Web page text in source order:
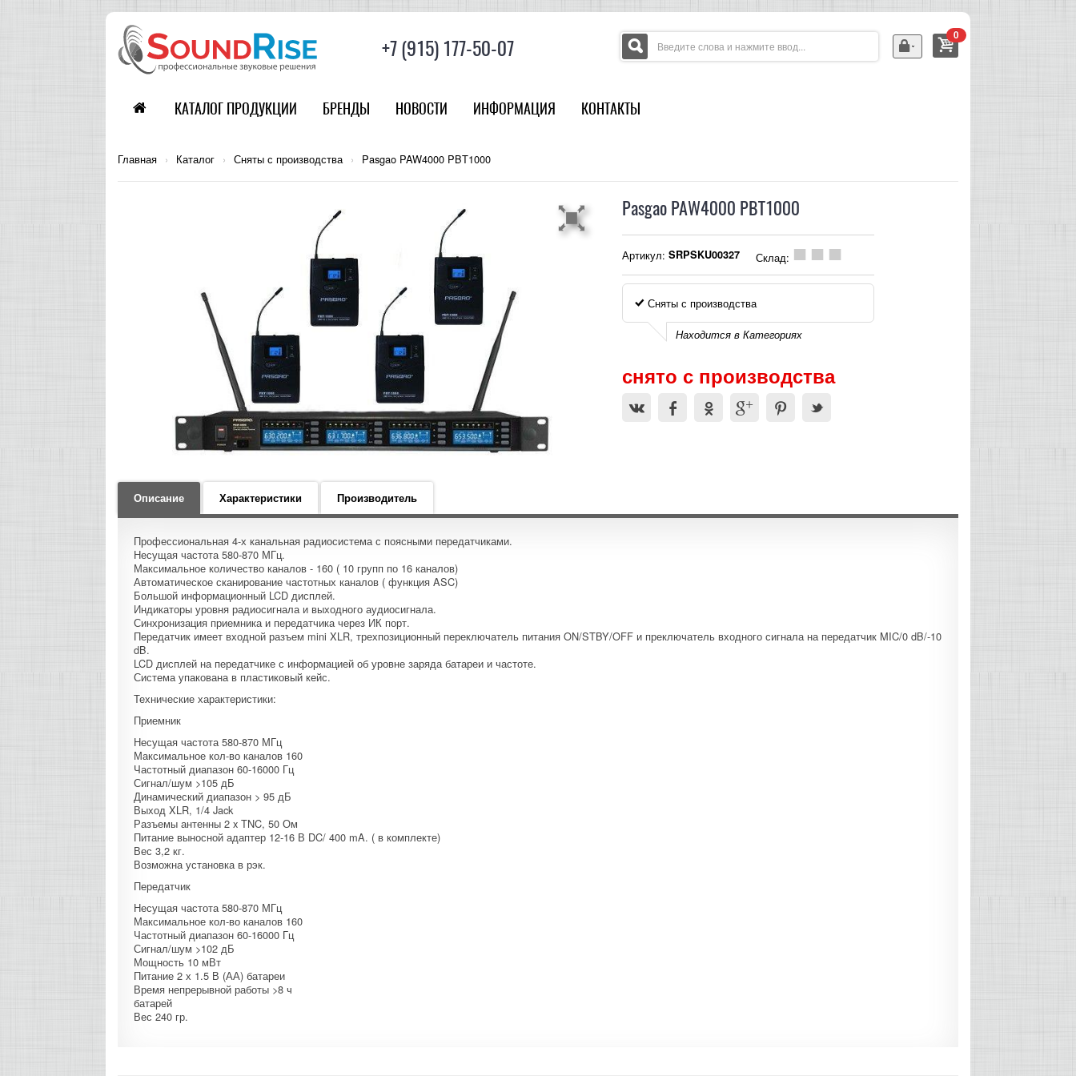
+7 (915) 177-50-07
0
КАТАЛОГ ПРОДУКЦИИ БРЕНДЫ НОВОСТИ ИНФОРМАЦИЯ КОНТАКТЫ
Главная › Каталог › Сняты с производства › Pasgao PAW4000 PBT1000
Pasgao PAW4000 PBT1000
Артикул: SRPSKU00327 Склад:
Сняты с производства
Находится в Категориях
снято с производства
Описание Характеристики Производитель
Профессиональная 4-х канальная радиосистема с поясными передатчиками.
Несущая частота 580-870 МГц.
Максимальное количество каналов - 160 ( 10 групп по 16 каналов)
Автоматическое сканирование частотных каналов ( функция ASC)
Большой информационный LCD дисплей.
Индикаторы уровня радиосигнала и выходного аудиосигнала.
Синхронизация приемника и передатчика через ИК порт.
Передатчик имеет входной разъем mini XLR, трехпозиционный переключатель питания ON/STBY/OFF и преключатель входного сигнала на передатчик MIC/0 dB/-10
dB.
LCD дисплей на передатчике с информацией об уровне заряда батареи и частоте.
Система упакована в пластиковый кейс.
Технические характеристики:
Приемник
Несущая частота 580-870 МГц
Максимальное кол-во каналов 160
Частотный диапазон 60-16000 Гц
Сигнал/шум >105 дБ
Динамический диапазон > 95 дБ
Выход XLR, 1/4 Jack
Разъемы антенны 2 x TNC, 50 Ом
Питание выносной адаптер 12-16 В DC/ 400 mA. ( в комплекте)
Вес 3,2 кг.
Возможна установка в рэк.
Передатчик
Несущая частота 580-870 МГц
Максимальное кол-во каналов 160
Частотный диапазон 60-16000 Гц
Сигнал/шум >102 дБ
Мощность 10 мВт
Питание 2 х 1.5 В (АА) батареи
Время непрерывной работы >8 ч
батарей
Вес 240 гр.